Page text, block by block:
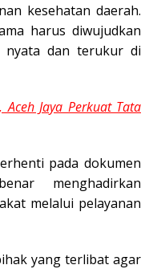
kesehatan daerah.
harus diwujudkan
nyata dan terukur di
Aceh Jaya Perkuat Tata
pada dokumen
menghadirkan
melalui pelayanan
yang terlibat agar